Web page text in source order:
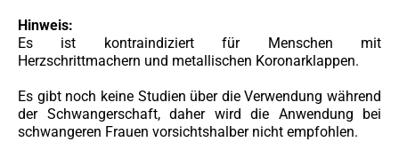
Hinweis:
Es ist kontraindiziert für Menschen mit
Herzschrittmachern und metallischen Koronarklappen.
Es gibt noch keine Studien über die Verwendung während
der Schwangerschaft, daher wird die Anwendung bei
schwangeren Frauen vorsichtshalber nicht empfohlen.